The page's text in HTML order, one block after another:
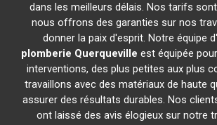
dans les meilleurs délais. Nos tarifs
nous offrons des garanties sur nos
donner la paix d'esprit. Notre équipe d'
plomberie Querqueville est équipée
interventions, des plus petites aux plus
travaillons avec des matériaux de haute
assurer des résultats durables. Nos
ont laissé des avis élogieux sur notre